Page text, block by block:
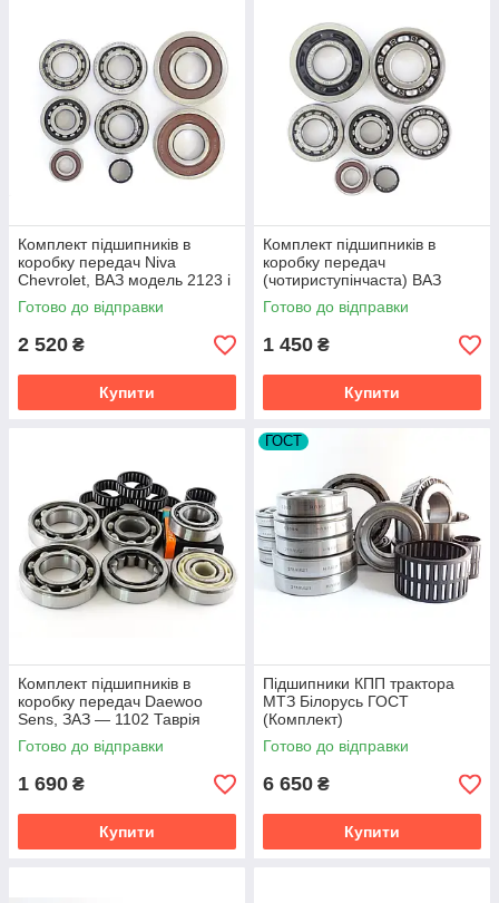
Комплект підшипників в
коробку передач Niva
Chevrolet, ВАЗ модель 2123 і
інші модифікації
Готово до відправки
2 520 ₴
Купити
Комплект підшипників в
коробку передач
(чотириступінчаста) ВАЗ
модель 2101, 2102, 2103,
2104, 2105, 2106,
Готово до відправки
1 450 ₴
Купити
Комплект підшипників в
коробку передач Daewoo
Sens, ЗАЗ — 1102 Таврія
Готово до відправки
1 690 ₴
Купити
ГОСТ
Підшипники КПП трактора
МТЗ Білорусь ГОСТ
(Комплект)
Готово до відправки
6 650 ₴
Купити